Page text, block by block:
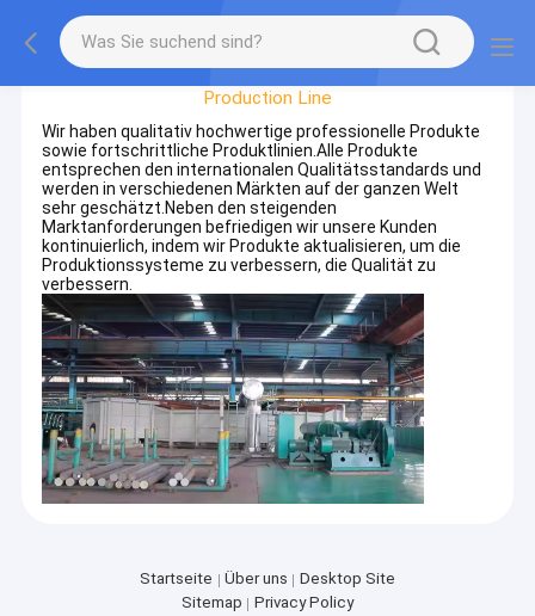
Factory Tour
Production Line
Wir haben qualitativ hochwertige professionelle Produkte
sowie fortschrittliche Produktlinien.Alle Produkte
entsprechen den internationalen Qualitätsstandards und
werden in verschiedenen Märkten auf der ganzen Welt
sehr geschätzt.Neben den steigenden
Marktanforderungen befriedigen wir unsere Kunden
kontinuierlich, indem wir Produkte aktualisieren, um die
Produktionssysteme zu verbessern, die Qualität zu
verbessern.
Startseite Über uns
Desktop Site
Sitemap
Privacy Policy